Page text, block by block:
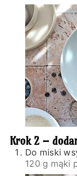
Krok 2 –
Do miski
120 g mąki